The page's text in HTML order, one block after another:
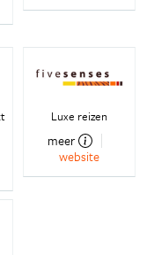
Luxe reizen
meer
website